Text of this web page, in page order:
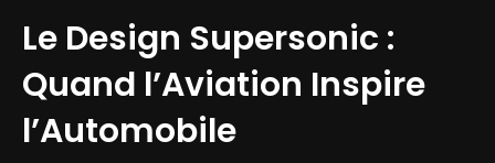
Le Design Supersonic :
Quand l’Aviation Inspire
l’Automobile